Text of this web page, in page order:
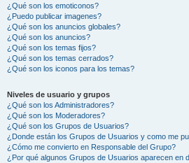
¿Qué son los emoticonos?
¿Puedo publicar imagenes?
¿Qué son los anuncios globales?
¿Qué son los anuncios?
¿Qué son los temas fijos?
¿Qué son los temas cerrados?
¿Qué son los iconos para los temas?
Niveles de usuario y grupos
¿Qué son los Administradores?
¿Qué son los Moderadores?
¿Qué son los Grupos de Usuarios?
¿Donde están los Grupos de Usuarios y como me
¿Cómo me convierto en Responsable del Grupo?
¿Por qué algunos Grupos de Usuarios aparecen en